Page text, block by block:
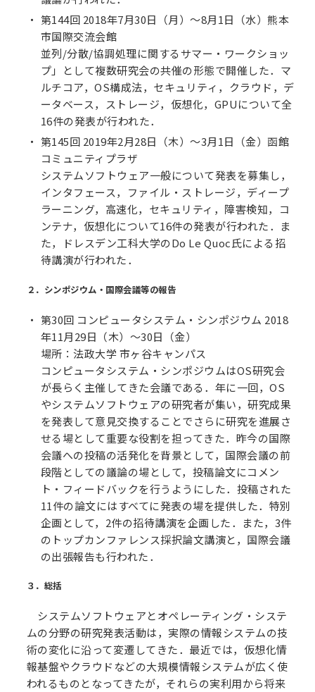
第144回 2018年7月30日（月）～8月1日（水）熊本
市国際交流会館
並列/分散/協調処理に関するサマー・ワークショッ
プ」として複数研究会の共催の形態で開催した．マ
ルチコア，OS構成法，セキュリティ，クラウド，デ
ータベース，ストレージ，仮想化，GPUについて全
16件の発表が行われた．
第145回 2019年2月28日（木）～3月1日（金）函館
コミュニティプラザ
システムソフトウェア一般について発表を募集し，
インタフェース，ファイル・ストレージ，ディープ
ラーニング，高速化，セキュリティ，障害検知，コ
ンテナ，仮想化について16件の発表が行われた．ま
た，ドレスデン工科大学のDo Le Quoc氏による招
待講演が行われた．
２．シンポジウム・国際会議等の報告
第30回 コンピュータシステム・シンポジウム 2018
年11月29日（木）～30日（金）
場所：法政大学 市ヶ谷キャンパス
コンピュータシステム・シンポジウムはOS研究会
が長らく主催してきた会議である．年に一回，OS
やシステムソフトウェアの研究者が集い，研究成果
を発表して意見交換することでさらに研究を進展さ
せる場として重要な役割を担ってきた．昨今の国際
会議への投稿の活発化を背景として，国際会議の前
段階としての議論の場として，投稿論文にコメン
ト・フィードバックを行うようにした．投稿された
11件の論文にはすべてに発表の場を提供した．特別
企画として，2件の招待講演を企画した．また，3件
のトップカンファレンス採択論文講演と，国際会議
の出張報告も行われた．
３．総括
システムソフトウェアとオペレーティング・システ
ムの分野の研究発表活動は，実際の情報システムの技
術の変化に沿って変遷してきた．最近では，仮想化情
報基盤やクラウドなどの大規模情報システムが広く使
われるものとなってきたが，それらの実利用から将来